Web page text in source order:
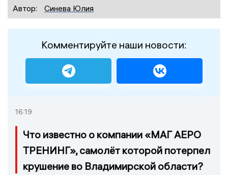
Автор:
Синева Юлия
Комментируйте наши новости:
16:19
Что известно о компании «МАГ АЕРО
ТРЕНИНГ», самолёт которой потерпел
крушение во Владимирской области?